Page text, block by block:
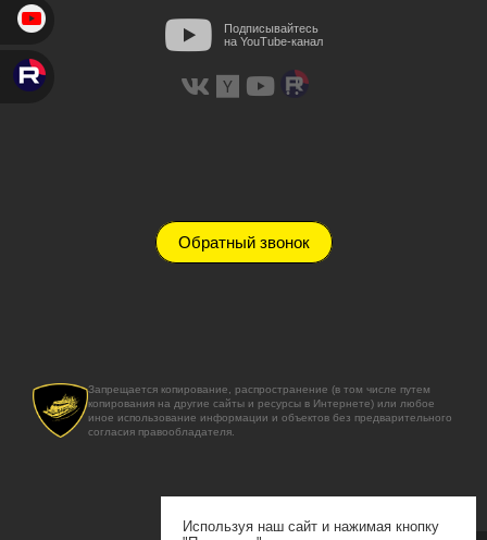
Подписывайтесь
на YouTube-канал
Обратный звонок
Запрещается копирование, распространение (в том числе путем
копирования на другие сайты и ресурсы в Интернете) или любое
иное использование информации и объектов без предварительного
согласия правообладателя.
Используя наш сайт и нажимая кнопку